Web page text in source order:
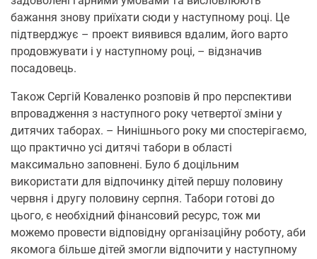
бажання знову приїхати сюди у наступному році. Це
підтверджує – проект виявився вдалим, його варто
продовжувати і у наступному році, – відзначив
посадовець.
Також Сергій Коваленко розповів й про перспективи
впровадження з наступного року четвертої зміни у
дитячих таборах. – Нинішнього року ми спостерігаємо,
що практично усі дитячі табори в області
максимально заповнені. Було б доцільним
використати для відпочинку дітей першу половину
червня і другу половину серпня. Табори готові до
цього, є необхідний фінансовий ресурс, тож ми
можемо провести відповідну організаційну роботу, аби
якомога більше дітей змогли відпочити у наступному